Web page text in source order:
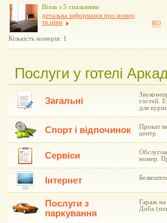
Вілла з 5 спальнями
детальна інформація про номер
та ціни
Кількість номерів: 1
RO
Послуги у готелі
Загальні
гостей.
для
Спорт і відпочинок
Прокат
центр
Сервіси
номер.
Інтернет
Послуги з
паркування
Гараж на
Доба